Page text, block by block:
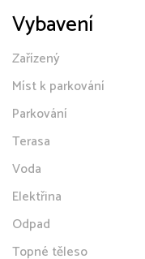
Vybavení
Zařízený
Míst k parkování
Parkování
Terasa
Voda
Elektřina
Odpad
Topné těleso